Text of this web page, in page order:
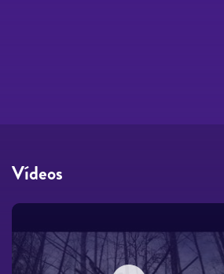
Vídeos